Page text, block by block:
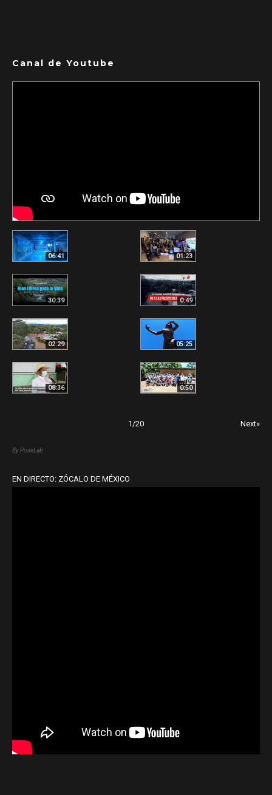
Canal de Youtube
06:41 01:23
30:39 0:49
02:29 05:25
08:36 0:50
1/20 Next»
By PoseLab
EN DIRECTO: ZÓCALO DE MÉXICO